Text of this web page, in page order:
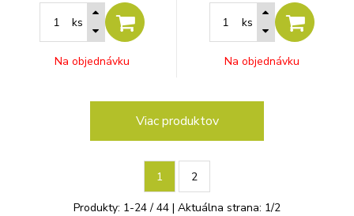
ks
Na objednávku
ks
Na objednávku
Viac produktov
1 2
Produkty: 1-24/ 44 | Aktuálna strana: 1/2